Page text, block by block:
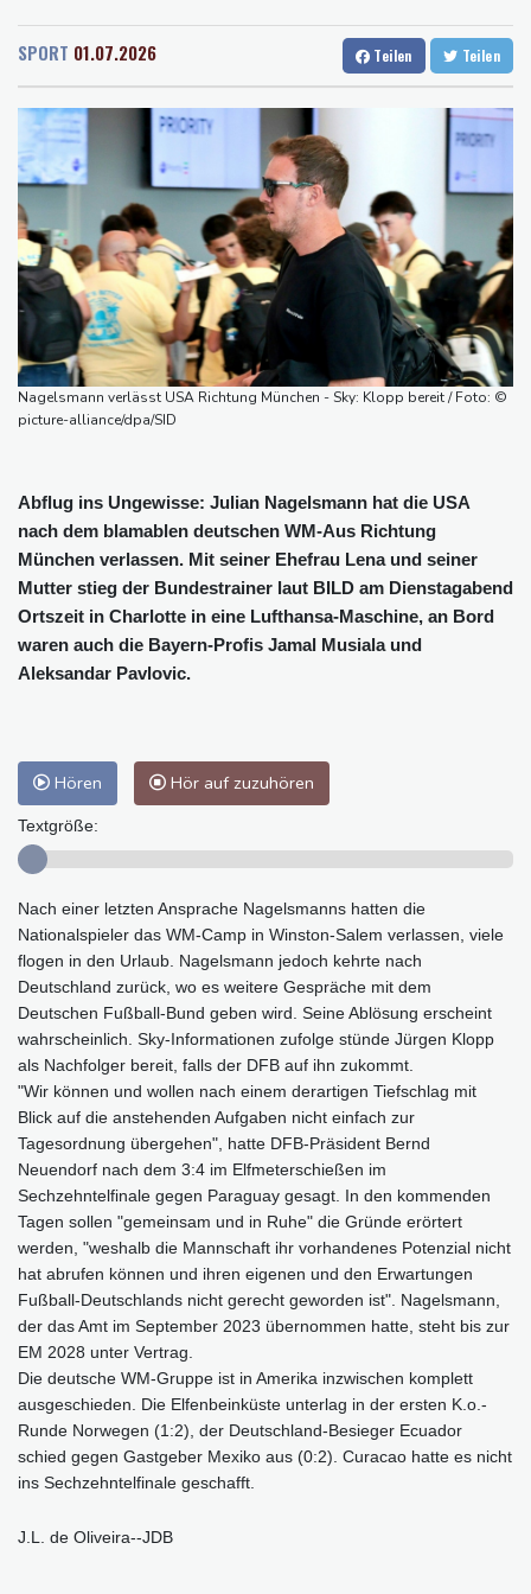
Dresden
Wien
34 °C
Baden-Baden
20 °C
Munition beladen
Schauspielerin Iris Berben bekommt Deutschen Kulturpolitikpreis
Passagierverkehr an deutschen Flughäfen im ersten Halbjahr
gesunken
Papst Leo bei Besuch in Assisi von tausenden jungen Menschen
begeistert empfangen
Hausärzte kritisieren Untätigkeit der Regierung in Hitzekrise
Übernahmekampf: Commerzbank geht mit Rekordergebnis in
Gespräche mit der Unicredit
Nach Drohnen-Vorfall an Leipziger Flughafen: Suche nach
weiterem Objekt dauert an
SPORT 01.07.2026 Teilen Teilen
Nagelsmann verlässt USA Richtung München - Sky: Klopp bereit / Foto: ©
picture-alliance/dpa/SID
Abflug ins Ungewisse: Julian Nagelsmann hat die USA
nach dem blamablen deutschen WM-Aus Richtung
München verlassen. Mit seiner Ehefrau Lena und seiner
Mutter stieg der Bundestrainer laut BILD am Dienstagabend
Ortszeit in Charlotte in eine Lufthansa-Maschine, an Bord
waren auch die Bayern-Profis Jamal Musiala und
Aleksandar Pavlovic.
Hören Hör auf zuzuhören
Textgröße:
Nach einer letzten Ansprache Nagelsmanns hatten die
Nationalspieler das WM-Camp in Winston-Salem verlassen, viele
flogen in den Urlaub. Nagelsmann jedoch kehrte nach
Deutschland zurück, wo es weitere Gespräche mit dem
Deutschen Fußball-Bund geben wird. Seine Ablösung erscheint
wahrscheinlich. Sky-Informationen zufolge stünde Jürgen Klopp
als Nachfolger bereit, falls der DFB auf ihn zukommt.
"Wir können und wollen nach einem derartigen Tiefschlag mit
Blick auf die anstehenden Aufgaben nicht einfach zur
Tagesordnung übergehen", hatte DFB-Präsident Bernd
Neuendorf nach dem 3:4 im Elfmeterschießen im
Sechzehntelfinale gegen Paraguay gesagt. In den kommenden
Tagen sollen "gemeinsam und in Ruhe" die Gründe erörtert
werden, "weshalb die Mannschaft ihr vorhandenes Potenzial nicht
hat abrufen können und ihren eigenen und den Erwartungen
Fußball-Deutschlands nicht gerecht geworden ist". Nagelsmann,
der das Amt im September 2023 übernommen hatte, steht bis zur
EM 2028 unter Vertrag.
Die deutsche WM-Gruppe ist in Amerika inzwischen komplett
ausgeschieden. Die Elfenbeinküste unterlag in der ersten K.o.-
Runde Norwegen (1:2), der Deutschland-Besieger Ecuador
schied gegen Gastgeber Mexiko aus (0:2). Curacao hatte es nicht
ins Sechzehntelfinale geschafft.
J.L. de Oliveira--JDB